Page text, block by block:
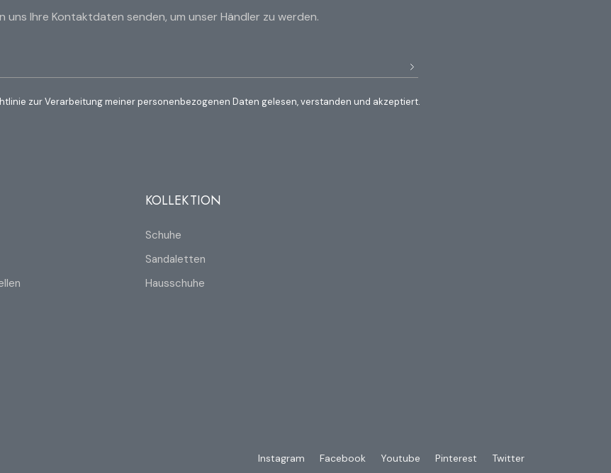
uns Ihre Kontaktdaten senden, um unser Händler zu werden.
zur Verarbeitung meiner personenbezogenen Daten gelesen, verstanden und akzeptiert.
KOLLEKTION
Schuhe
Sandaletten
Hausschuhe
Instagram Facebook Youtube Pinterest Twitter